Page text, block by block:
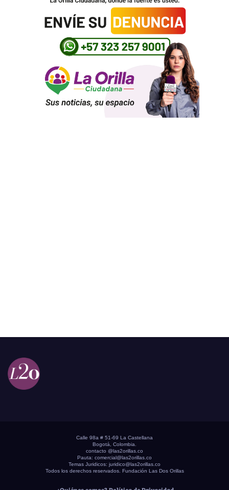
Calle 98a # 51-69 La Castellana
Bogotá, Colombia.
contacto @las2orillas.co
Pauta: comercial@las2orillas.co
Temas Juridicos: juridico@las2orillas.co
Todos los derechos reservados. Fundación Las Dos Orillas